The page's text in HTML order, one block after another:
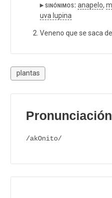
▸ sinónimos: anapelo,
uva lupina
Veneno que se saca
plantas
Pronunciación
/akOnito/